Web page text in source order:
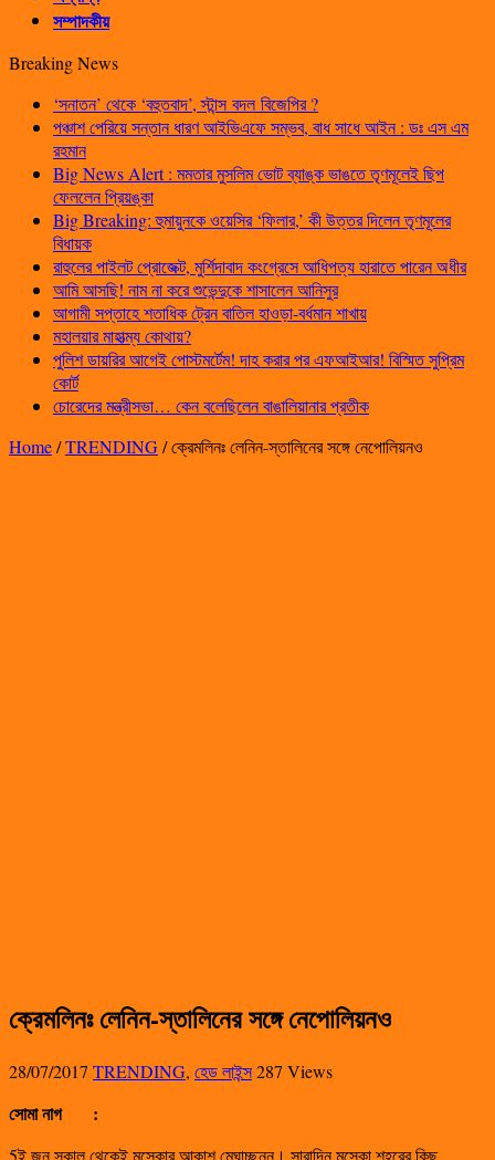
সম্পাদকীয়
Breaking News
‘সনাতন’ থেকে ‘বহুতবাদ’, স্টান্স বদল বিজেপির ?
পঞ্চাশ পেরিয়ে সন্তান ধারণ আইভিএফে সম্ভব, বাধ সাধে আইন : ডঃ এস এম
রহমান
Big News Alert : মমতার মুসলিম ভোট ব্যাঙ্ক ভাঙতে তৃণমূলেই ছিপ
ফেললেন প্রিয়ঙ্কা
Big Breaking: হুমায়ুনকে ওয়েসির ‘ফিলার,’ কী উত্তর দিলেন তৃণমূলের
বিধায়ক
রাহুলের পাইলট প্রোজেক্ট, মুর্শিদাবাদ কংগ্রেসে আধিপত্য হারাতে পারেন অধীর
আমি আসছি! নাম না করে শুভেন্দুকে শাসালেন আনিসুর
আগামী সপ্তাহে শতাধিক ট্রেন বাতিল হাওড়া-বর্ধমান শাখায়
মহালয়ার মাহাত্ম্য কোথায়?
পুলিশ ডায়রির আগেই পোস্টমর্টেম! দাহ করার পর এফআইআর! বিস্মিত সুপ্রিম
কোর্ট
চোরেদের মন্ত্রীসভা… কেন বলেছিলেন বাঙালিয়ানার প্রতীক
Home/TRENDING/ক্রেমলিনঃ লেনিন-স্তালিনের সঙ্গে নেপোলিয়নও
ক্রেমলিনঃ লেনিন-স্তালিনের সঙ্গে নেপোলিয়নও
28/07/2017 TRENDING, হেড লাইন্স287 Views
সোমা নাগ :
5ই জুন সকাল থেকেই মস্কোর আকাশ মেঘাচ্ছন্ন। সারাদিন মস্কো শহরের কিছু